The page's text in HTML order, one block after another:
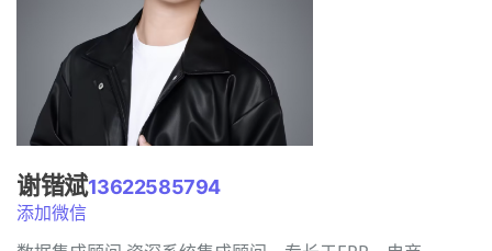
谢锴斌13622585794
添加微信